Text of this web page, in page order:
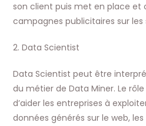
son client puis met en place et
campagnes publicitaires sur
2. Data Scientist
Data Scientist peut être
du métier de Data Miner. Le
d’aider les entreprises à
données générés sur le web,